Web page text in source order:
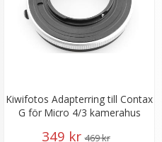
Kiwifotos Adapterring till Contax
G för Micro 4/3 kamerahus
349 kr 469 kr